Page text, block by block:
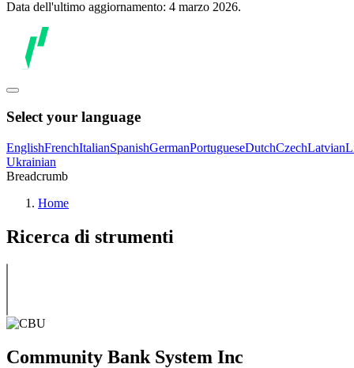
Data dell'ultimo aggiornamento: 4 marzo 2026.
Select your language
EnglishFrenchItalianSpanishGermanPortugueseDutchCzechLatvian
Ukrainian
Breadcrumb
Home
Ricerca di strumenti
Community Bank System Inc